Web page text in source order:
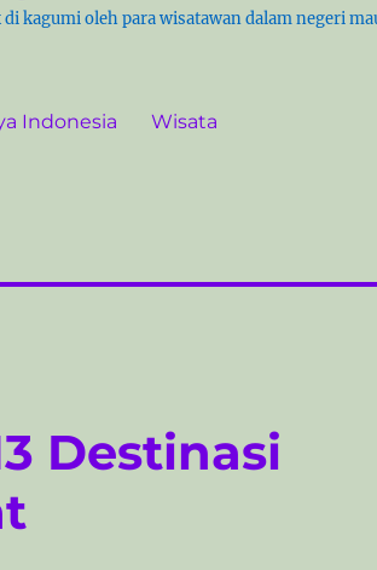
kagumi oleh para wisatawan dalam negeri
Indonesia Wisata
Destinasi